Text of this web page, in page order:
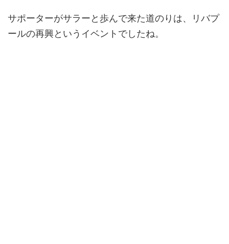
サポーターがサラーと歩んで来た道のりは、リバプ
ールの再興というイベントでしたね。